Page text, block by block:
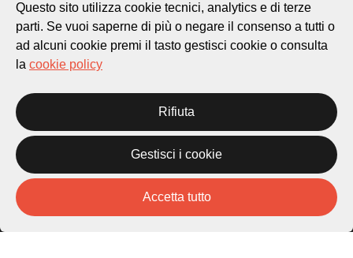
patrimonio@lugano.ch
t. +41 58 866 68 50
Sito istituzionale:
Privacy Policy
Credits
Homepage
Temi
Storie
Questo sito utilizza cookie tecnici, analytics e di terze
parti. Se vuoi saperne di più o negare il consenso a tutti o
ad alcuni cookie premi il tasto gestisci cookie o consulta
la cookie policy
Rifiuta
Gestisci i cookie
Accetta tutto